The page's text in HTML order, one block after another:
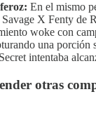
En el mismo
X Fenty de
woke con
una
intentaba
otras